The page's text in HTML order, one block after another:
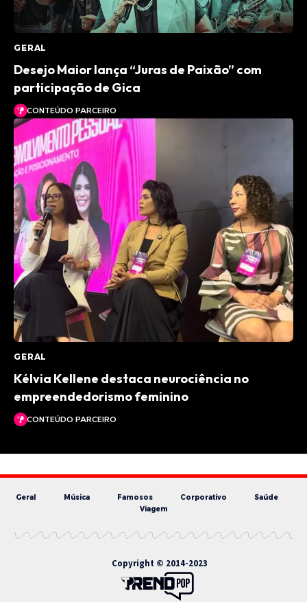
GERAL
Desejo Maior lança “Juras de Paixão” com
participação de Gica
CONTEÚDO PARCEIRO
GERAL
Kélvia Kellene destaca neurociência no
empreendedorismo feminino
CONTEÚDO PARCEIRO
Geral Música Famosos Corporativo
Saúde
Viagem
Copyright © 2014-2023